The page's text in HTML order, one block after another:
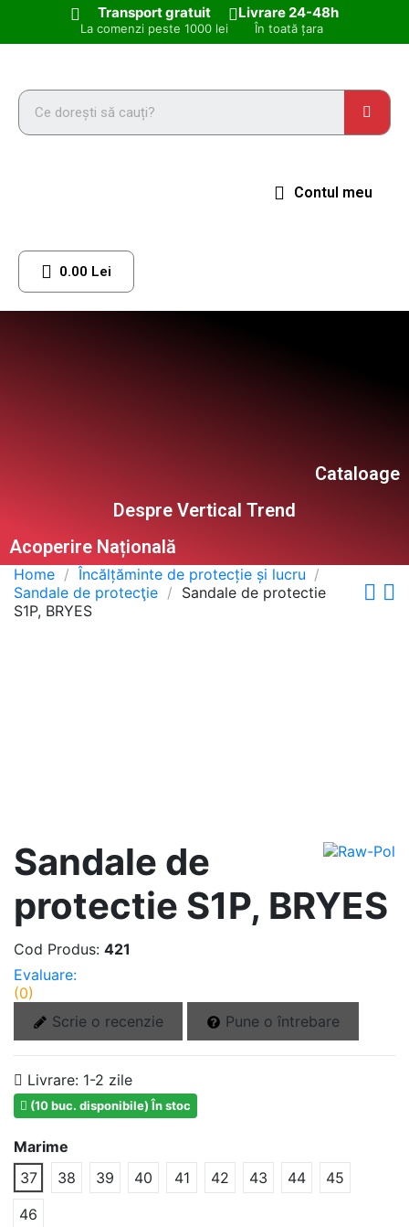
Transport gratuit
La comenzi peste 1000 lei
Livrare 24-48h
În toată țara
Contul meu
0.00 Lei
Cataloage
Despre Vertical Trend
Acoperire Națională
Home
Încălțăminte de protecție și lucru
Sandale de protecţie
Sandale de protectie
S1P, BRYES
Sandale de
protectie S1P, BRYES
Cod Produs: 421
Evaluare:
(0)
Scrie o recenzie
Pune o întrebare
Livrare: 1-2 zile
(10 buc. disponibile)În stoc
Marime
37
38 39 40 41 42 43 44
45
46